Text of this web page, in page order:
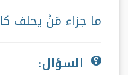
ما جزاء مَنْ يحلف
السؤال: